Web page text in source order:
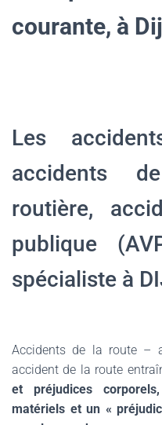
courante, à
Les
accidents
routière,
publique
spécialiste à
Accidents de la route –
accident de la route
et préjudices corporels,
matériels et un «